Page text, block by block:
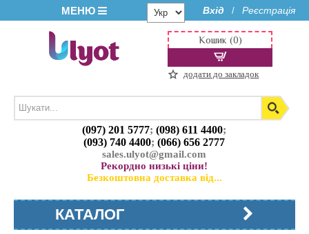
МЕНЮ Вхід / Реєстрація
(097) 201 5777;(098) 611 4400;
(093) 740 4400;(066) 656 2777
sales.ulyot@gmail.com
Рекордно низькі ціни!
Безкоштовна доставка від...
Кошик (0)
додати до закладок
КАТАЛОГ